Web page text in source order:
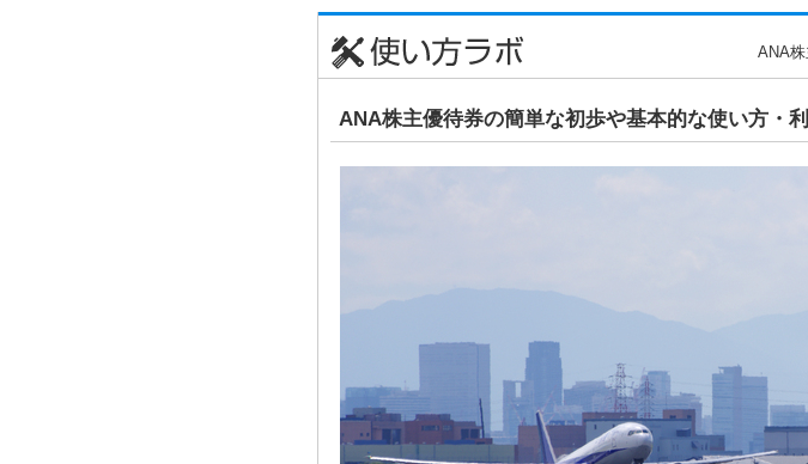
ANA
ANA株主優待券の簡単な初歩や基本的な使い方・